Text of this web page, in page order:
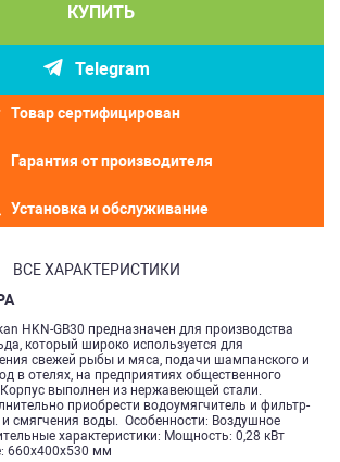
КУПИТЬ
Telegram
Товар сертифицирован
Гарантия от производителя
Установка и обслуживание
ВСЕ ХАРАКТЕРИСТИКИ
HKN-GB30 предназначен для производства
который широко используется для
свежей рыбы и мяса, подачи шампанского и
в отелях, на предприятиях общественного
выполнен из нержавеющей стали.
приобрести водоумягчитель и фильтр-
и смягчения воды. Особенности: Воздушное
характеристики: Мощность: 0,28 кВт
660х400х530 мм